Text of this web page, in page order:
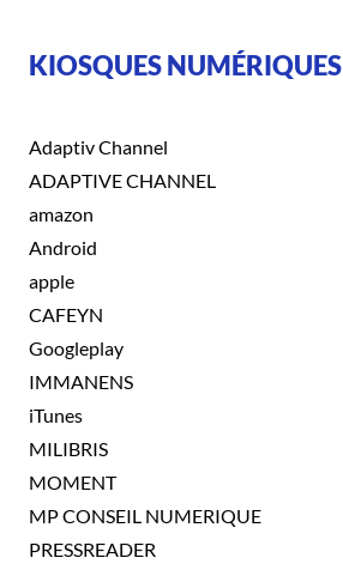
KIOSQUES NUMÉRIQUES
Adaptiv Channel
ADAPTIVE CHANNEL
amazon
Android
apple
CAFEYN
Googleplay
IMMANENS
iTunes
MILIBRIS
MOMENT
MP CONSEIL NUMERIQUE
PRESSREADER